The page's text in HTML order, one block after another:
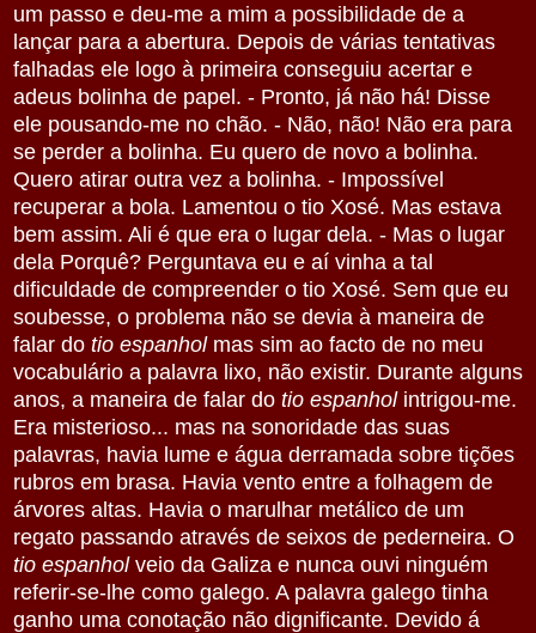
um passo e deu-me a mim a possibilidade de a
lançar para a abertura. Depois de várias tentativas
falhadas ele logo à primeira conseguiu acertar e
adeus bolinha de papel. - Pronto, já não há! Disse
ele pousando-me no chão. - Não, não! Não era para
se perder a bolinha. Eu quero de novo a bolinha.
Quero atirar outra vez a bolinha. - Impossível
recuperar a bola. Lamentou o tio Xosé. Mas estava
bem assim. Ali é que era o lugar dela. - Mas o lugar
dela Porquê? Perguntava eu e aí vinha a tal
dificuldade de compreender o tio Xosé. Sem que eu
soubesse, o problema não se devia à maneira de
falar do tio espanhol mas sim ao facto de no meu
vocabulário a palavra lixo, não existir. Durante alguns
anos, a maneira de falar do tio espanhol intrigou-me.
Era misterioso... mas na sonoridade das suas
palavras, havia lume e água derramada sobre tições
rubros em brasa. Havia vento entre a folhagem de
árvores altas. Havia o marulhar metálico de um
regato passando através de seixos de pederneira. O
tio espanhol veio da Galiza e nunca ouvi ninguém
referir-se-lhe como galego. A palavra galego tinha
ganho uma conotação não dignificante. Devido á